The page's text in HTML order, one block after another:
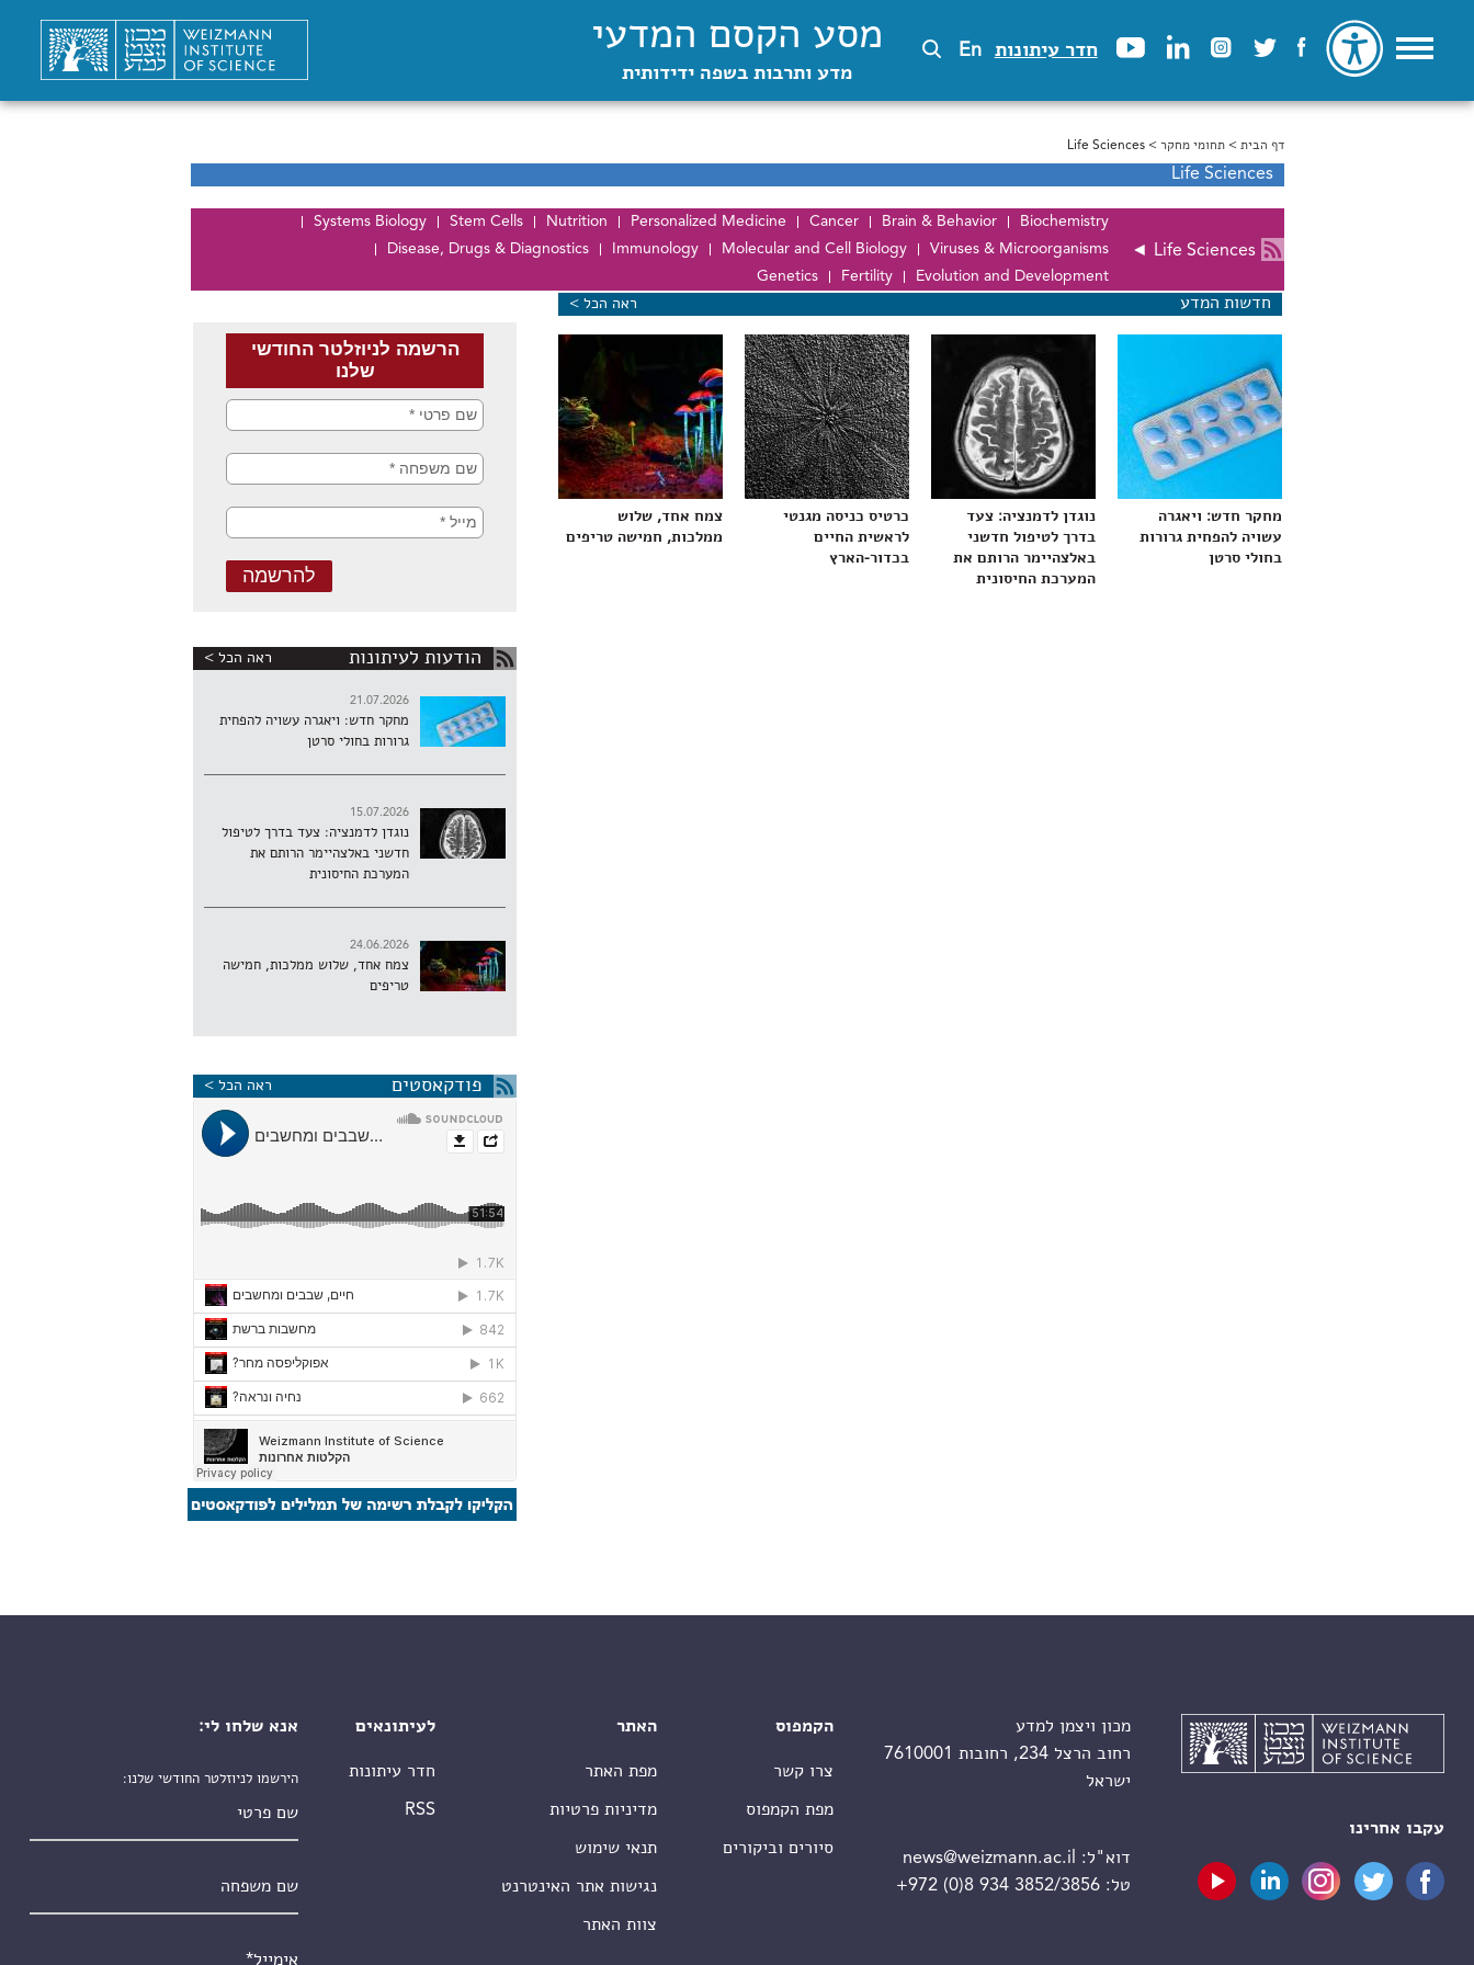
חדר עיתונות En מסע הקסם המדעי
מדע ותרבות בשפה ידידותית
הינך נמצא כאן
דף הבית >תחומי מחקר > Life Sciences
Life Sciences
Life Sciences
◄
Biochemistry
Brain & Behavior
Cancer
Personalized Medicine
Nutrition
Stem Cells
Systems Biology
Viruses & Microorganisms
Molecular and Cell Biology
Immunology
Disease, Drugs & Diagnostics
Evolution and Development
Fertility
Genetics
חדשות המדע ראה הכל >
מחקר חדש: ויאגרה
עשויה להפחית גרורות
בחולי סרטן
נוגדן לדמנציה: צעד
בדרך לטיפול חדשני
באלצהיימר הרותם את
המערכת החיסונית
כרטיס כניסה מגנטי
לראשית החיים
בכדור-הארץ
צמח אחד, שלוש
ממלכות, חמישה טריפים
הודעות לעיתונות ראה הכל >
21.07.2026
מחקר חדש: ויאגרה עשויה להפחית
גרורות בחולי סרטן
15.07.2026
נוגדן לדמנציה: צעד בדרך לטיפול
חדשני באלצהיימר הרותם את
המערכת החיסונית
24.06.2026
צמח אחד, שלוש ממלכות, חמישה
טריפים
פודקאסטים ראה הכל >
עקבו אחרינו
מכון ויצמן למדע
רחוב הרצל 234, רחובות 7610001
ישראל
דוא"ל:
news@weizmann.ac.il
טל:+972 (0)8 934 3852/3856
הקמפוס
צרו קשר
מפת הקמפוס
סיורים וביקורים
האתר
מפת האתר
מדיניות פרטיות
תנאי שימוש
נגישות אתר האינטרנט
צוות האתר
לעיתונאים
חדר עיתונות
RSS
אנא שלחו לי:
הירשמו לניוזלטר החודשי שלנו: